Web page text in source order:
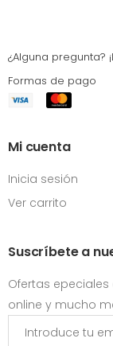
¿Alguna pregunta?
Formas de pago
Mi cuenta
Inicia sesión
Ver carrito
Suscríbete a
Ofertas
online y mucho